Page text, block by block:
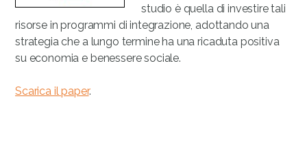
studio è quella di investire tali
risorse in programmi di integrazione, adottando una
strategia che a lungo termine ha una ricaduta positiva
su economia e benessere sociale.
Scarica il paper.